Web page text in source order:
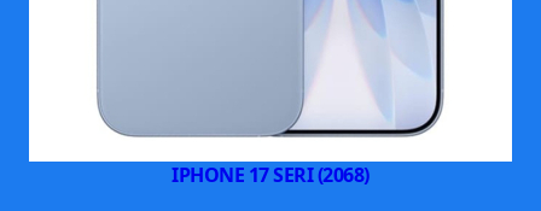
IPHONE 17 SERI (2068)